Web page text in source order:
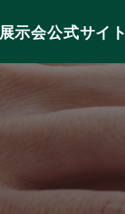
展示会公式サイト